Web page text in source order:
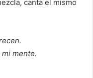
canta el mismo
mi mente.